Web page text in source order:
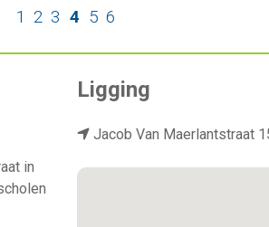
1 2 3 4 5 6
in
Ligging
Jacob Van Maerlantstraat